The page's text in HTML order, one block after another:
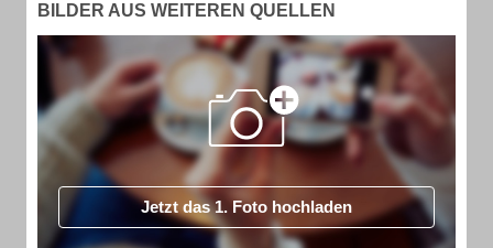
BILDER AUS WEITEREN QUELLEN
Jetzt das 1. Foto hochladen